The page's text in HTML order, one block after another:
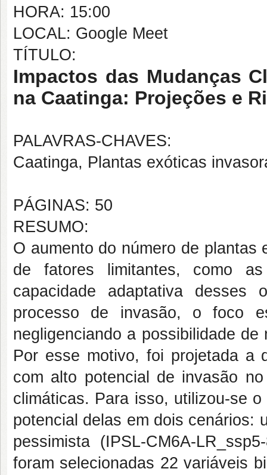
HORA: 15:00
LOCAL: Google Meet
TÍTULO:
Impactos das Mudanças
na Caatinga: Projeções e
PALAVRAS-CHAVES:
Caatinga, Plantas exóticas
PÁGINAS: 50
RESUMO:
O aumento do número de plantas
de fatores limitantes, como
capacidade adaptativa
processo de invasão, o foco
negligenciando a possibilidade
Por esse motivo, foi projetada a
com alto potencial de invasão
climáticas. Para isso, utilizou-se
potencial delas em dois cenários:
pessimista (IPSL-CM6A-
foram selecionadas 22 variáveis